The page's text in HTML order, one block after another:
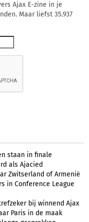
Ajax E-zine in je
Maar liefst 35.937
staan in finale
als Ajacied
Zwitserland of Armenië
in Conference League
bij winnend Ajax
Paris in de maak